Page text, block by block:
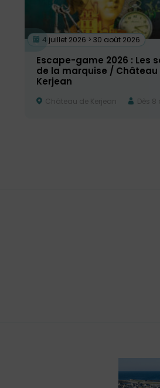
4 juillet 2026 > 30 août 2026
Escape-game 2026 : Les
de la marquise / Château
Kerjean
Château de Kerjean Dès 8